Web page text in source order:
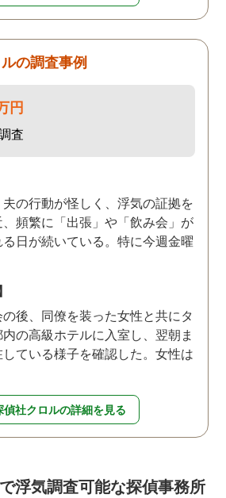
の調査事例
円
査
夫の行動が怪しく、浮気の証拠を
頻繁に「出張」や「飲み会」が
日が続いている。特に今週金曜
後、同僚を装った女性と共にタ
の高級ホテルに入室し、翌朝ま
ている様子を確認した。女性は
偵社クロルの詳細を見る
浮気調査可能な探偵事務所